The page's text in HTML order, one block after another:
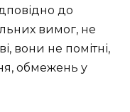
до
вимог, не
вони не помітні,
обмежень у